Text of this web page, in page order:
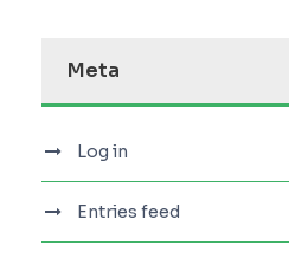
Meta
Log in
Entries feed